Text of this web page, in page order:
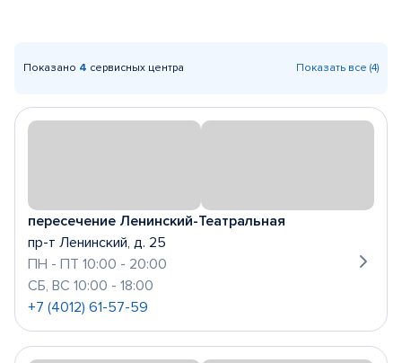
Показано 4 сервисных центра Показать все (4)
пересечение Ленинский-Театральная
пр-т Ленинский, д. 25
ПН - ПТ 10:00 - 20:00
СБ, ВС 10:00 - 18:00
+7 (4012) 61-57-59